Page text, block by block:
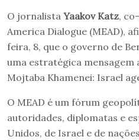
O jornalista Yaakov Katz,
America Dialogue (MEAD),
feira, 8, que o governo de
uma estratégica mensagem
Mojtaba Khamenei: Israel
O MEAD é um fórum
autoridades, diplomatas e
Unidos, de Israel e de